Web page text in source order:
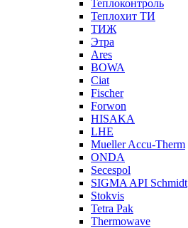
Теплоконтроль
Теплохит ТИ
ТИЖ
Этра
Ares
BOWA
Ciat
Fischer
Forwon
HISAKA
LHE
Mueller Accu-Therm
ONDA
Secespol
SIGMA API Schmidt
Stokvis
Tetra Pak
Thermowave